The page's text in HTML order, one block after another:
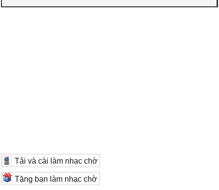
Tải và cài làm nhạc chờ
Tặng bạn làm nhạc chờ